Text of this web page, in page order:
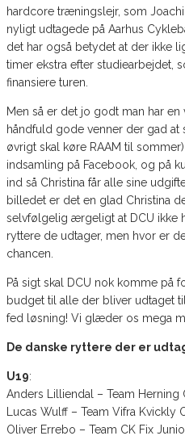
hardcore træningslejr, som
nyligt udtagede på Aarhus
det har også betydet at der ikke
timer ekstra efter studiearbejdet,
finansiere turen.
Men så er det jo godt man har
håndfuld gode venner der gad at
øvrigt skal køre RAAM til
indsamling på Facebook, og på
ind så Christina får alle sine
billedet er det en glad Christina
selvfølgelig ærgeligt at DCU ikke
ryttere de udtager, men hvor er
chancen.
På sigt skal DCU nok komme på
budget til alle der bliver udtaget
fed løsning! Vi glæder os mega
De danske ryttere der er
U19:
Anders Lilliendal – Team Herning
Lucas Wulff – Team Vifra Kvickly
Oliver Errebo – Team CK Fix